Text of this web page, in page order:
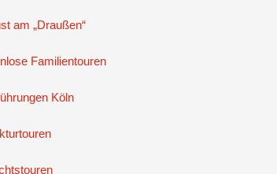
am „Draußen“
Familientouren
Köln